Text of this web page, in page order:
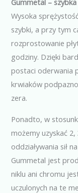
Wysoka
szybki, a przy tym
rozprostowanie
godziny. Dzięki
postaci oderwania
krwiaków
zera.
Ponadto, w
możemy uzyskać
oddziaływania sił
Gummetal jest
niklu ani chromu
uczulonych na te